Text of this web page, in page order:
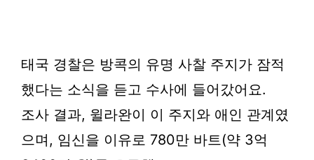
태국 경찰은 방콕의 유명 사찰 주지가 잠적
했다는 소식을 듣고 수사에 들어갔어요.
조사 결과, 윌라완이 이 주지와 애인 관계였
으며, 임신을 이유로 780만 바트(약 3억